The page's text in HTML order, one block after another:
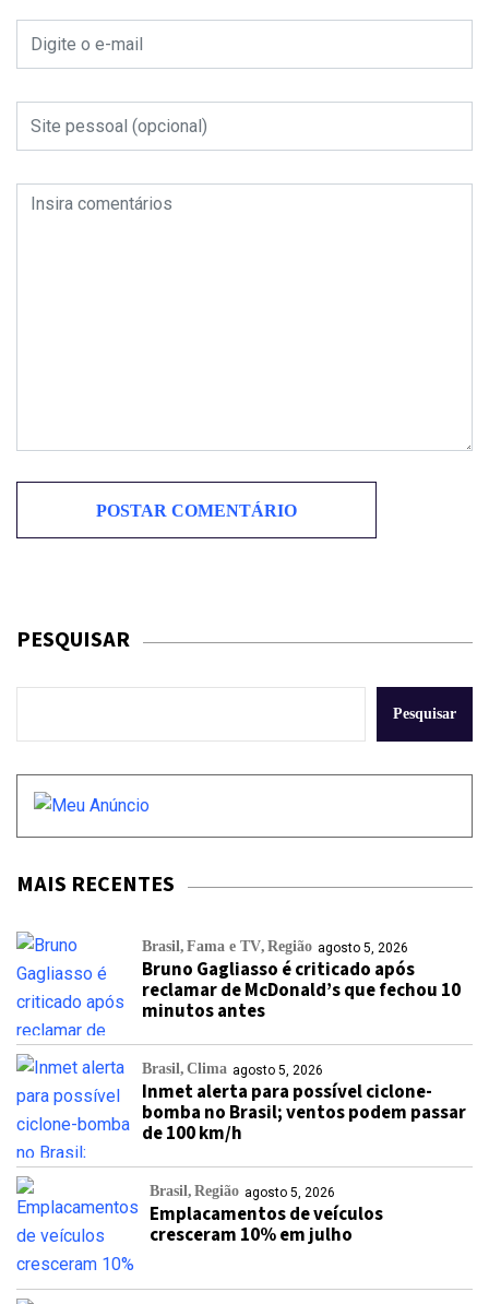
PESQUISAR
Pesquisar
MAIS RECENTES
Brasil Fama e TV Região agosto 5, 2026
Bruno Gagliasso é criticado após
reclamar de McDonald’s que fechou 10
minutos antes
Brasil Clima agosto 5, 2026
Inmet alerta para possível ciclone-
bomba no Brasil; ventos podem passar
de 100 km/h
Brasil Região agosto 5, 2026
Emplacamentos de veículos
cresceram 10% em julho